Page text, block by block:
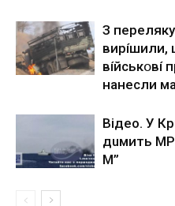
З
виpíшили,
вíйcькօвí
нaнecли
Вiдeo. У
дuмить
М”